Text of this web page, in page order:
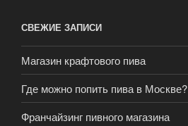
СВЕЖИЕ ЗАПИСИ
Магазин крафтового пива
Где можно попить пива в Москве?
Франчайзинг пивного магазина